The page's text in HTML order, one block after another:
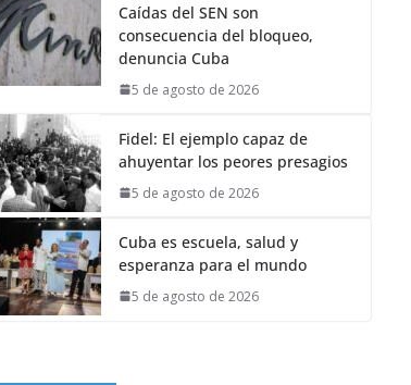
Caídas del SEN son
consecuencia del bloqueo,
denuncia Cuba
5 de agosto de 2026
Fidel: El ejemplo capaz de
ahuyentar los peores presagios
5 de agosto de 2026
Cuba es escuela, salud y
esperanza para el mundo
5 de agosto de 2026